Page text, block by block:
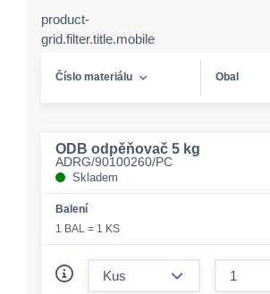
product-
grid.filter.title.mobile
Číslo materiálu Obal
ODB odpěňovač 5 kg
ADRG/90100260/PC
Skladem
Balení
1 BAL = 1 KS